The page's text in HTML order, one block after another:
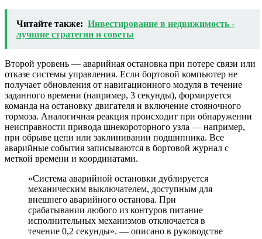
Читайте также: Инвестирование в недвижимость -
лучшие стратегии и советы
Второй уровень — аварийная остановка при потере связи или
отказе системы управления. Если бортовой компьютер не
получает обновления от навигационного модуля в течение
заданного времени (например, 3 секунды), формируется
команда на остановку двигателя и включение стояночного
тормоза. Аналогичная реакция происходит при обнаружении
неисправности привода шнекороторного узла — например,
при обрыве цепи или заклинивании подшипника. Все
аварийные события записываются в бортовой журнал с
меткой времени и координатами.
«Система аварийной остановки дублируется
механическим выключателем, доступным для
внешнего аварийного останова. При
срабатывании любого из контуров питание
исполнительных механизмов отключается в
течение 0,2 секунды». — описано в руководстве